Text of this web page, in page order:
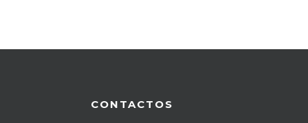
CONTACTOS